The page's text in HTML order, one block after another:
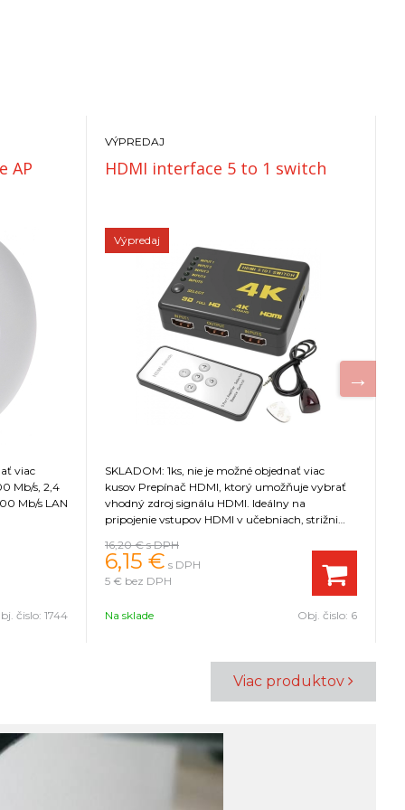
AP
viac
Mb/s LAN
čislo: 1744
VÝPREDAJ
HDMI interface 5 to 1 switch
Výpredaj
SKLADOM: 1ks, nie je možné objednať viac
kusov Prepínač HDMI, ktorý umožňuje vybrať
vhodný zdroj signálu HDMI. Ideálny na
pripojenie vstupov HDMI v učebniach, strižni
16,20 €s DPH
6,15 € s DPH
5 € bez DPH
Na sklade Obj. čislo: 6
Viac produktov